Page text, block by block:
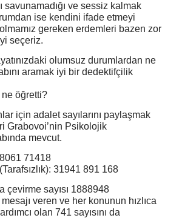
savunamadığı ve sessiz kalmak
ise kendini ifade etmeyi
gereken erdemleri bazen zor
seçeriz.
olumsuz durumlardan ne
aramak iyi bir dedektifçilik
öğretti?
için adalet sayılarını paylaşmak
Grabovoi’nin Psikolojik
mevcut.
71418
31941 891 168
çevirme sayısı 1888948
veren ve her konunun hızlıca
olan 741 sayısını da